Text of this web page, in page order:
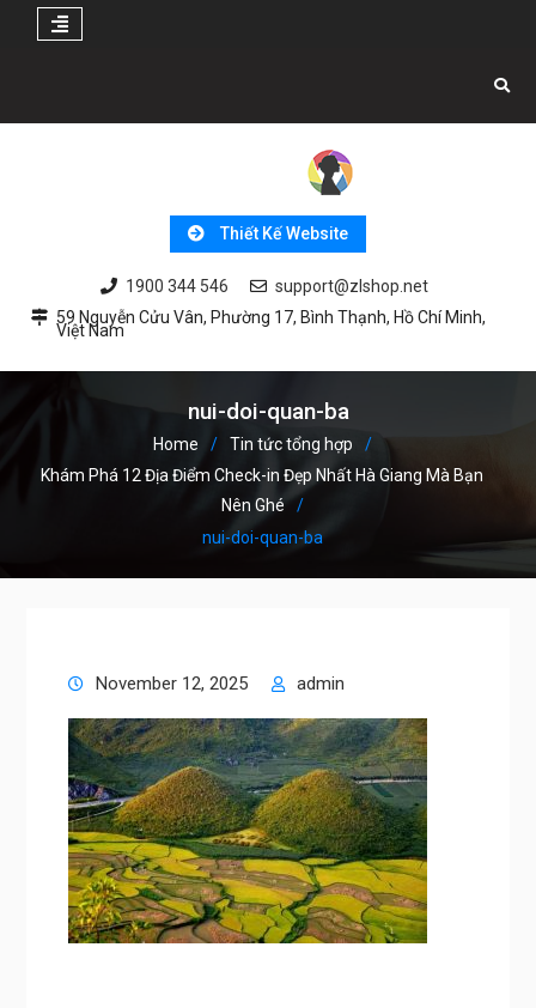
content
Thiết Kế Website
1900 344 546
support@zlshop.net
59 Nguyễn Cửu Vân, Phường 17, Bình Thạnh, Hồ Chí Minh,
Việt Nam
nui-doi-quan-ba
Home
Tin tức tổng hợp
Khám Phá 12 Địa Điểm Check-in Đẹp Nhất Hà Giang Mà Bạn
Nên Ghé
nui-doi-quan-ba
November 12, 2025 admin